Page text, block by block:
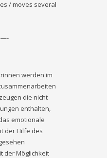
/ moves several
werden im
die nicht
enthalten,
emotionale
der Hilfe des
der Möglichkeit